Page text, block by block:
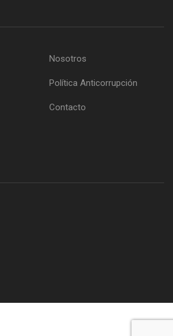
Nosotros
Política Anticorrupción
Contacto